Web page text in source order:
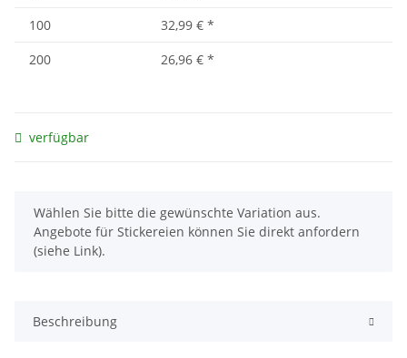
100
32,99 € *
200
26,96 € *
verfügbar
x
Wählen Sie bitte die gewünschte Variation aus.
Angebote für Stickereien können Sie direkt anfordern
(siehe Link).
Beschreibung